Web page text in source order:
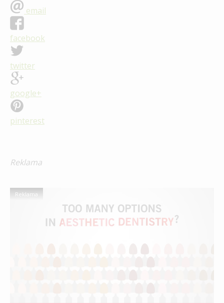
email
facebook
twitter
google+
pinterest
Reklama
Reklama